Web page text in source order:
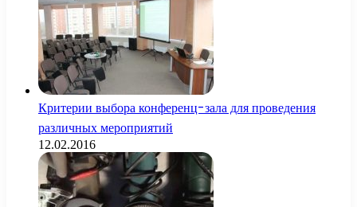
Критерии выбора конференц-зала для проведения
различных мероприятий
12.02.2016